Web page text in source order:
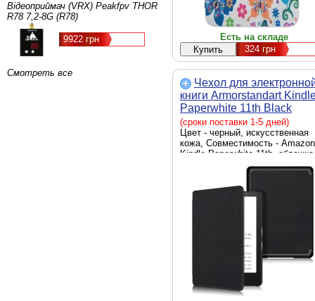
Відеоприймач (VRX) Peakfpv THOR
R78 7,2-8G (R78)
9922 грн
Смотреть все
Есть на складе
324грн
Чехол для
книги Armorstandart
Paperwhite 11th Black
(ARM60749)
(сроки поставки 1-5 дней)
Цвет - черный, искусственная
кожа, Совместимость - Amazon
Kindle Paperwhite 11th,
Способ крепления - обложка